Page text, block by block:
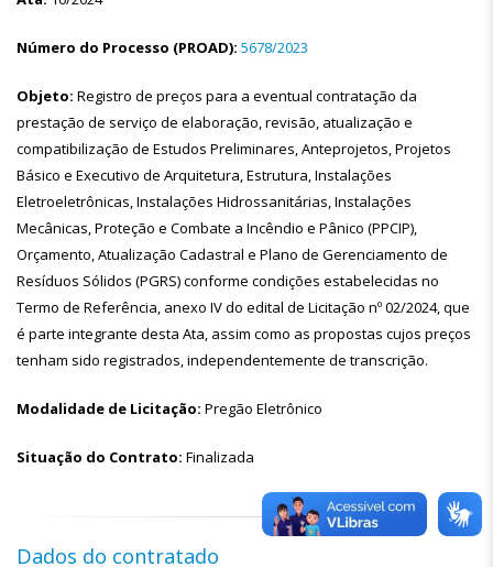
Número do Processo (PROAD): 5678/2023
Objeto: Registro de preços para a eventual contratação da
prestação de serviço de elaboração, revisão, atualização e
compatibilização de Estudos Preliminares, Anteprojetos, Projetos
Básico e Executivo de Arquitetura, Estrutura, Instalações
Eletroeletrônicas, Instalações Hidrossanitárias, Instalações
Mecânicas, Proteção e Combate a Incêndio e Pânico (PPCIP),
Orçamento, Atualização Cadastral e Plano de Gerenciamento de
Resíduos Sólidos (PGRS) conforme condições estabelecidas no
Termo de Referência, anexo IV do edital de Licitação nº 02/2024, que
é parte integrante desta Ata, assim como as propostas cujos preços
tenham sido registrados, independentemente de transcrição.
Modalidade de Licitação: Pregão Eletrônico
Situação do Contrato: Finalizada
Dados do contratado